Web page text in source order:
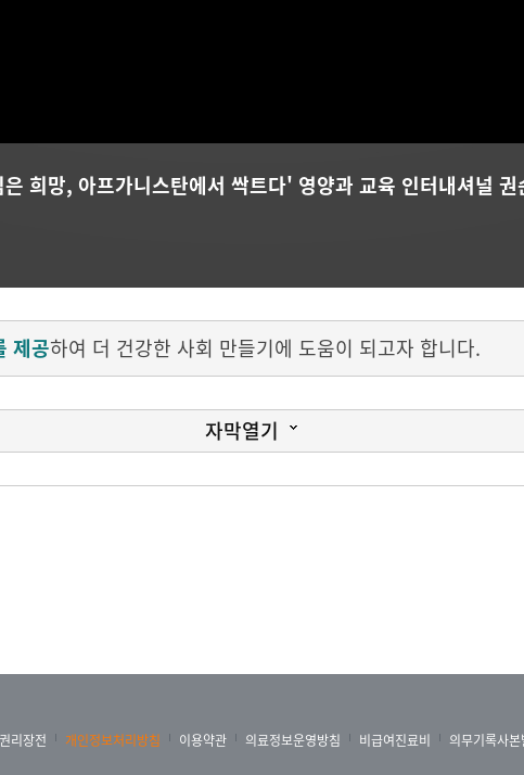
희망, 아프가니스탄에서 싹트다' 영양과 교육 인터내셔널 권
제공하여 더 건강한 사회 만들기에 도움이 되고자 합니다.
자막열기
리장전 개인정보처리방침 이용약관 의료정보운영방침 비급여진료비 의무기록사